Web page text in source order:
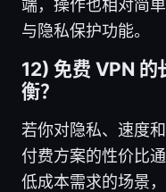
端，操作也相对简
与隐私保护功能。
12) 免费 VPN 的
衡？
若你对隐私、速度
付费方案的性价比
低成本需求的场景